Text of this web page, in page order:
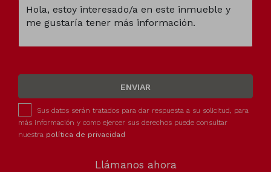
ENVIAR
Sus datos serán tratados para dar respuesta a su solicitud, para
más información y como ejercer sus derechos puede consultar
nuestra política de privacidad
Llámanos ahora